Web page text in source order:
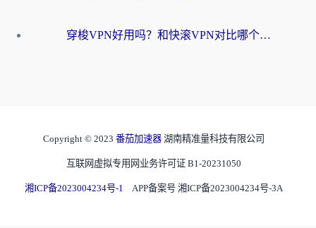
穿梭VPN好用吗？和快滚VPN对比哪个回国效果更好？海外党选回国加速器必看指南
Copyright © 2023 番茄加速器 湖南精准量科技有限公司
互联网虚拟专用网业务许可证 B1-20231050
湘ICP备2023004234号-1 APP备案号 湘ICP备2023004234号-3A